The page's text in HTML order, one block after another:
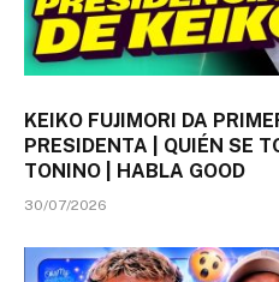
KEIKO FUJIMORI DA
PRESIDENTA | QUIÉN SE
TONINO | HABLA GOOD
30/07/2026